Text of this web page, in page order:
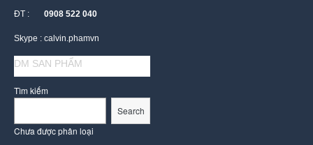
ĐT : 0908 522 040
Skype : calvin.phamvn
DM SAN PHẨM
Tìm kiếm
Search
Chưa được phân loại